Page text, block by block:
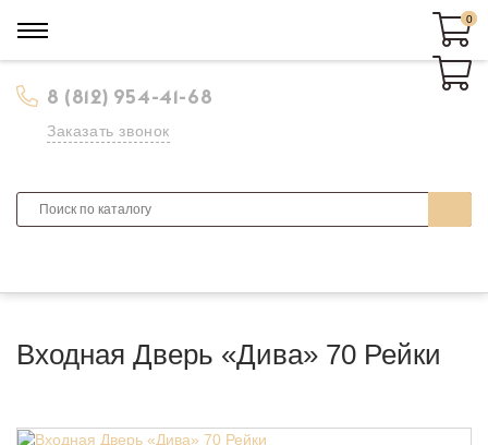
8 (812) 954-41-68
Заказать звонок
0
0
Входная Дверь «Дива» 70 Рейки